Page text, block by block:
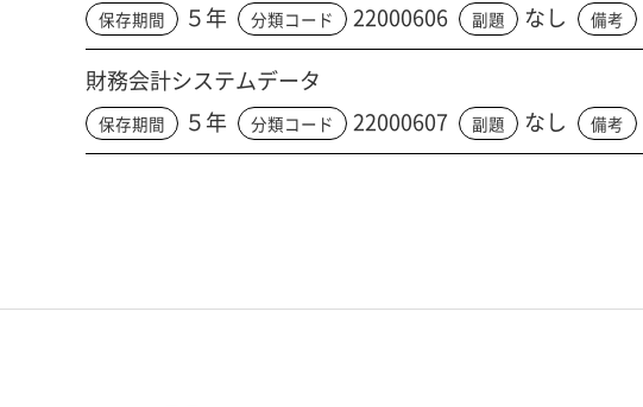
保存期間 ５年 分類コード 22000606 副題 なし 備考
財務会計システムデータ
保存期間 ５年 分類コード 22000607 副題 なし 備考